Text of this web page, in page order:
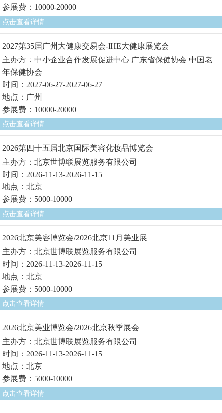
参展费：10000-20000
点击查看详情
2027第35届广州大健康交易会-IHE大健康展览会
主办方：中小企业合作发展促进中心 广东省保健协会 中国老
年保健协会
时间：2027-06-27-2027-06-27
地点：广州
参展费：10000-20000
点击查看详情
2026第四十五届北京国际美容化妆品博览会
主办方：北京世博联展览服务有限公司
时间：2026-11-13-2026-11-15
地点：北京
参展费：5000-10000
点击查看详情
2026北京美容博览会/2026北京11月美业展
主办方：北京世博联展览服务有限公司
时间：2026-11-13-2026-11-15
地点：北京
参展费：5000-10000
点击查看详情
2026北京美业博览会/2026北京秋季展会
主办方：北京世博联展览服务有限公司
时间：2026-11-13-2026-11-15
地点：北京
参展费：5000-10000
点击查看详情